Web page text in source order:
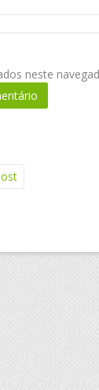
neste